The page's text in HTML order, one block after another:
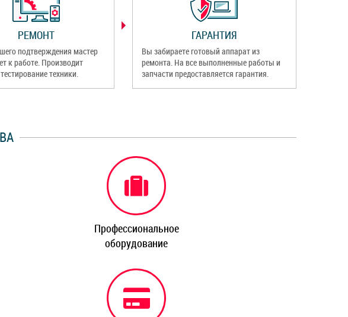
РЕМОНТ
подтверждения мастер
к работе. Производит
техники.
ГАРАНТИЯ
Вы забираете готовый аппарат из
ремонта. На все выполненные работы и
запчасти предоставляется гарантия.
Профессиональное
оборудование